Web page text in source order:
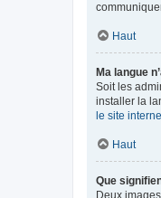
Haut
Ma langue
Soit les
installer la
le site
Haut
Que
Deux